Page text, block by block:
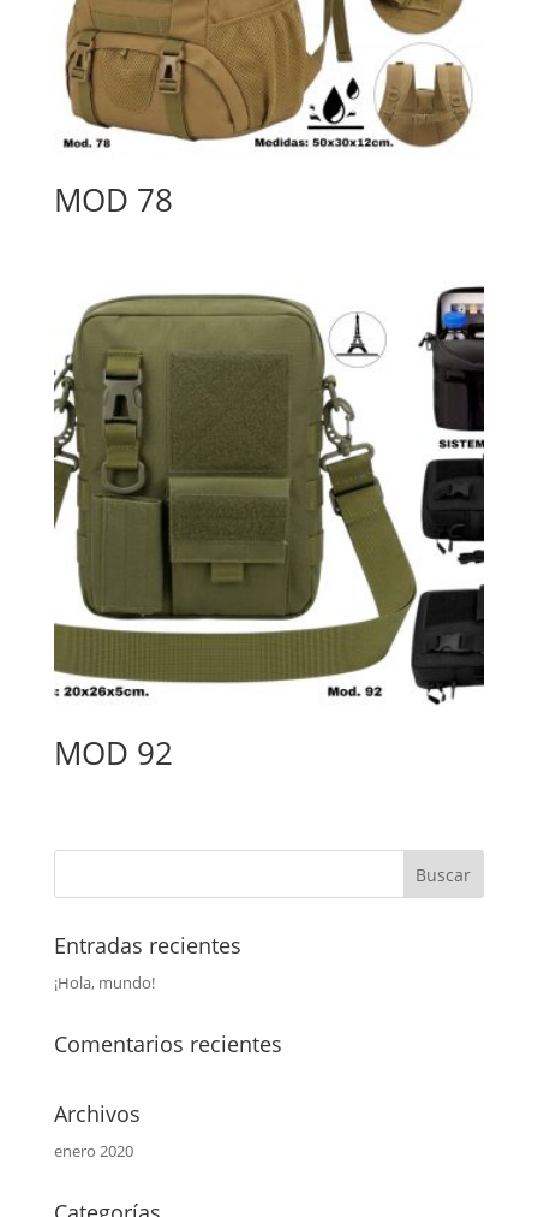
MOD 78
MOD 92
Entradas recientes
¡Hola, mundo!
Comentarios recientes
Archivos
enero 2020